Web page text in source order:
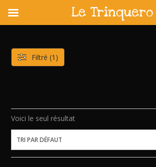
content
Voici le seul résultat
Filtré (1)
Le Trinquero